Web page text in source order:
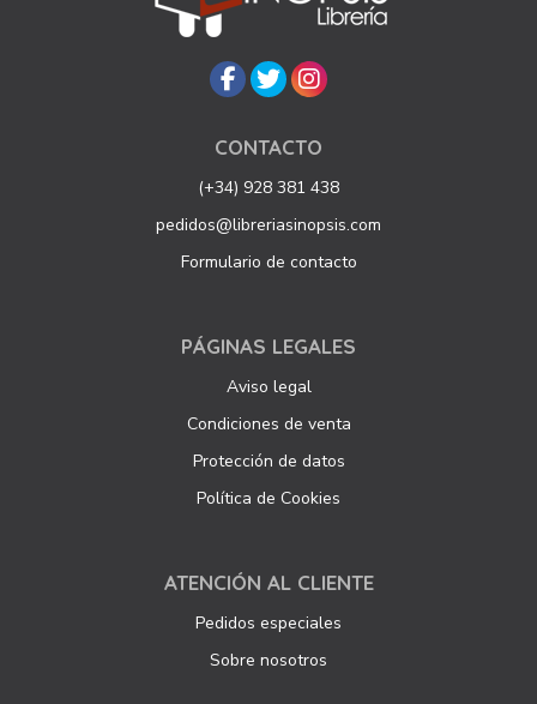
CONTACTO
(+34) 928 381 438
pedidos@libreriasinopsis.com
Formulario de contacto
PÁGINAS LEGALES
Aviso legal
Condiciones de venta
Protección de datos
Política de Cookies
ATENCIÓN AL CLIENTE
Pedidos especiales
Sobre nosotros